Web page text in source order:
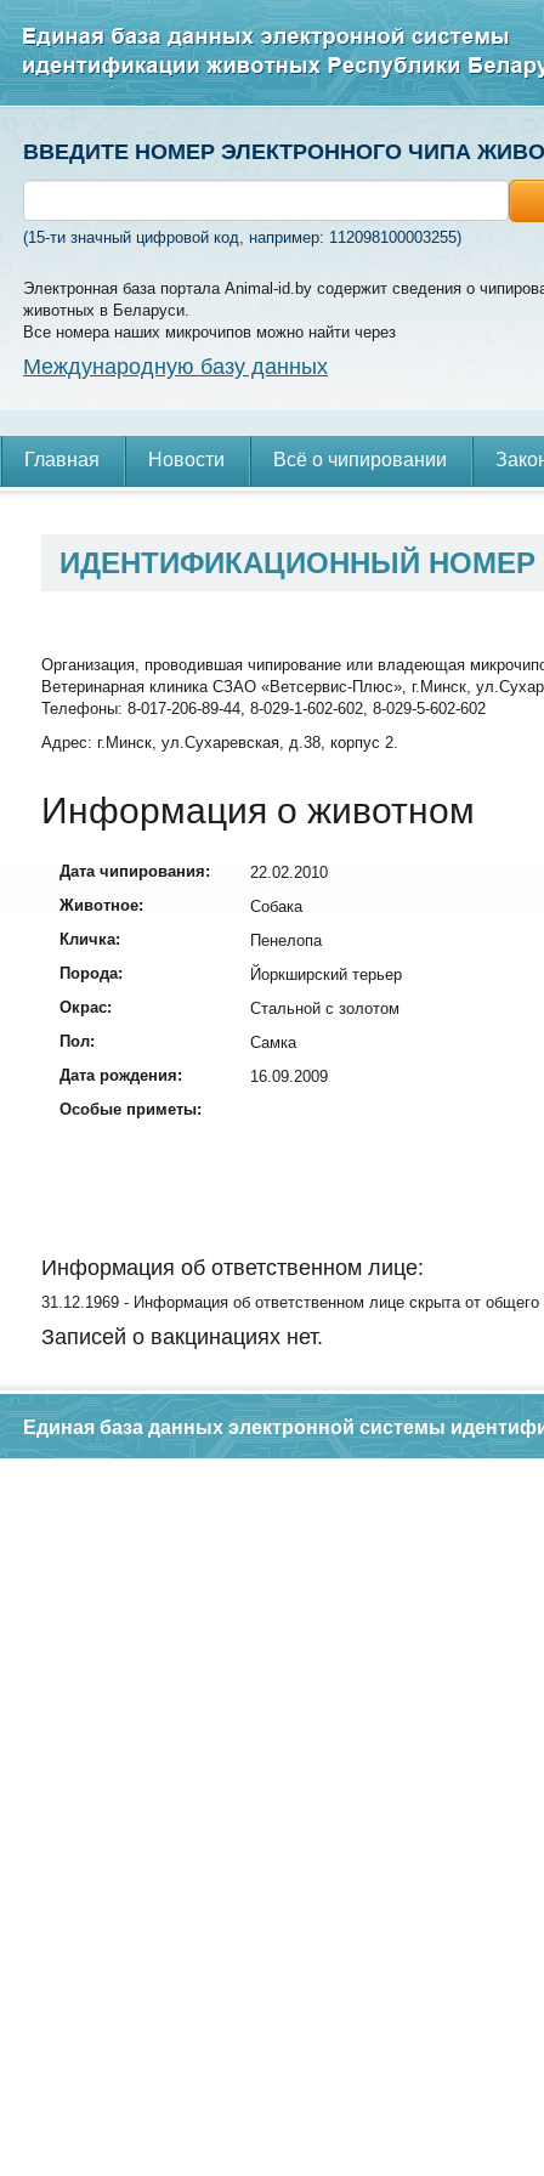
ВВЕДИТЕ НОМЕР ЭЛЕКТРОННОГО ЧИПА
(15-ти значный цифровой код, например: 112098100003255)
Электронная база портала Animal-id.by содержит сведения о
животных в Беларуси.
Все номера наших микрочипов можно найти через
Международную базу данных
Главная Новости Всё о чипировании
ИДЕНТИФИКАЦИОННЫЙ
Организация, проводившая чипирование или владеющая
Ветеринарная клиника СЗАО «Ветсервис-Плюс», г.Минск,
Телефоны: 8-017-206-89-44, 8-029-1-602-602, 8-029-5-602-602
Адрес: г.Минск, ул.Сухаревская, д.38, корпус 2.
Информация о животном
Дата чипирования:
22.02.2010
Животное:
Собака
Кличка:
Пенелопа
Порода:
Йоркширский терьер
Окрас:
Стальной с золотом
Пол:
Самка
Дата рождения:
16.09.2009
Особые приметы:
Информация об ответственном лице:
31.12.1969 - Информация об ответственном лице скрыта от общего
Записей о вакцинациях нет.
Единая база данных электронной системы